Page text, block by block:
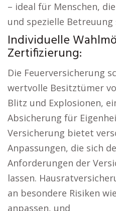
– ideal für Menschen,
und spezielle Betreuung
Individuelle
Zertifizierung:
Die Feuerversicherung
wertvolle Besitztümer
Blitz und Explosionen,
Absicherung für
Versicherung bietet
Anpassungen, die sich
Anforderungen der
lassen.
an besondere Risiken
anpassen, und